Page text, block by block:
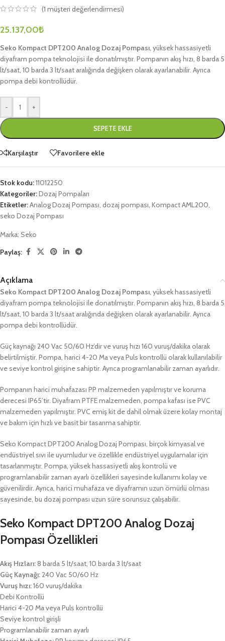
(1 müşteri değerlendirmesi)
25.137,00₺
Seko Kompact DPT200 Analog Dozaj Pompası, yüksek hassasiyetli
diyafram pompa teknolojisi ile donatılmıştır. Pompanın akış hızı, 8 barda 5
lt/saat, 10 barda 3 lt/saat aralığında değişken olarak ayarlanabilir. Ayrıca
pompa debi kontrollüdür.
- +
SEPETE EKLE
Karşılaştır Favorilere ekle
Stok kodu:11012250
Kategoriler:Dozaj Pompaları
Etiketler:Analog Dozaj Pompası, dozaj pompası, Kompact AML200,
seko Dozaj Pompası
Marka: Seko
Paylaş:
Açıklama
Seko Kompact DPT200 Analog Dozaj Pompası, yüksek hassasiyetli
diyafram pompa teknolojisi ile donatılmıştır. Pompanın akış hızı, 8 barda 5
lt/saat, 10 barda 3 lt/saat aralığında değişken olarak ayarlanabilir. Ayrıca
pompa debi kontrollüdür.
Güç kaynağı 240 Vac 50/60 Hz’dir ve vuruş hızı 160 vuruş/dakika olarak
belirtilmiştir. Pompa, harici 4-20 Ma veya Puls kontrollü olarak kullanılabilir
ve seviye kontrol girişine sahiptir. Ayrıca programlanabilir zaman ayarlıdır.
Pompanın harici muhafazası PP malzemeden yapılmıştır ve koruma
derecesi IP65’tir. Diyafram PTFE malzemeden, pompa kafası ise PVC
malzemeden yapılmıştır. PVC emiş kit de dahil olmak üzere kolay montaj
ve bakım için hızlı ve basit bir tasarıma sahiptir.
Seko Kompact DPT200 Analog Dozaj Pompası, birçok kimyasal ve
endüstriyel sıvı ile uyumludur ve özellikle endüstriyel uygulamalar için
tasarlanmıştır. Pompa, yüksek hassasiyetli akış kontrolü ve
programlanabilir zaman ayarlı özellikleri sayesinde kullanımı kolay ve
güvenilirdir. Ayrıca, harici muhafaza ve diyaframın uzun ömürlü olması
sayesinde, bu dozaj pompası uzun süre sorunsuz çalışabilir.
Seko Kompact DPT200 Analog Dozaj
Pompası Özellikleri
Akış Hızları:8 barda 5 lt/saat, 10 barda 3 lt/saat
Güç Kaynağı:240 Vac 50/60 Hz
Vuruş hızı:160 vuruş/dakika
Debi Kontrollü
Harici 4-20 Ma veya Puls kontrollü
Seviye kontrol girişli
Programlanabilir zaman ayarlı